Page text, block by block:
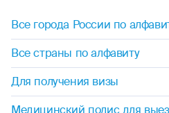
гребной слалом
занятия горными лыжами
Все города России по
Все страны по алфавиту
Для получения визы
Медицинский полис для